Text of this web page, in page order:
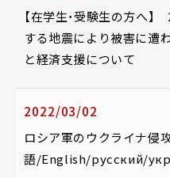
【在学生・受験生の方へ
する地震により被害に遭
と経済支援について
2022/03/02
ロシア軍のウクライナ侵
語/English/русский/